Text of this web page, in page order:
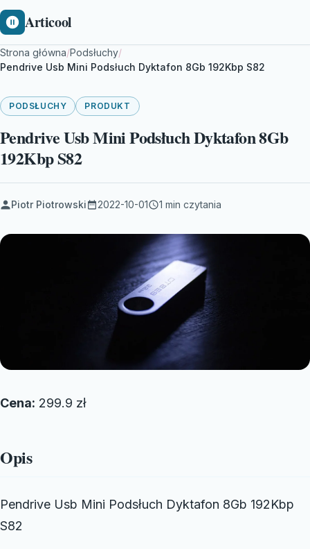
Articool
Strona główna/Podsłuchy/
Pendrive Usb Mini Podsłuch Dyktafon 8Gb 192Kbp S82
PODSŁUCHY PRODUKT
Pendrive Usb Mini Podsłuch Dyktafon 8Gb
192Kbp S82
Piotr Piotrowski 2022-10-01 1 min czytania
Cena: 299.9 zł
Opis
Pendrive Usb Mini Podsłuch Dyktafon 8Gb 192Kbp
S82